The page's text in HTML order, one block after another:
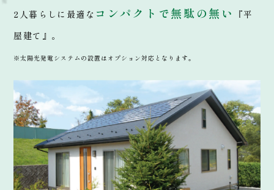
2人暮らしに最適な コンパクトで無駄の無い
『平
屋建て』。
※太陽光発電システムの設置はオプション対応となります。